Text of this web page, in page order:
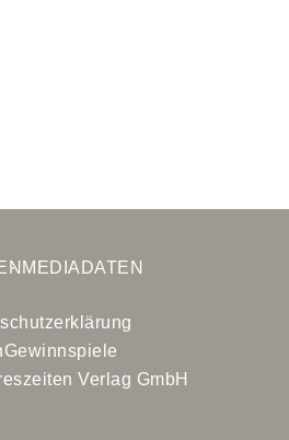
MEDIADATEN
Gewinnspiele
Verlag GmbH